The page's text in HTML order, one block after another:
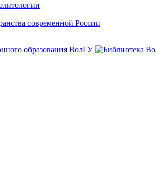
современной России
образования ВолГУ